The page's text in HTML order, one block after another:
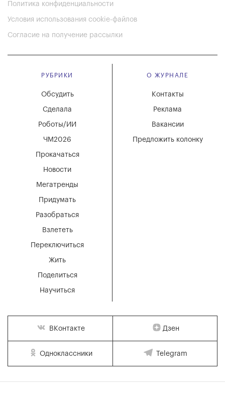
Политика конфиденциальности
Условия использования cookie-файлов
Согласие на получение рассылки
РУБРИКИ
Мегатренды
Придумать
Разобраться
Взлететь
Новости
Переключиться
Жить
Поделиться
Научиться
Обсудить
Сделала
Роботы/ИИ
ЧМ2026
Прокачаться
О ЖУРНАЛЕ
Вакансии
Реклама
Контакты
Предложить колонку
ВКонтакте Дзен
Одноклассники Telegram